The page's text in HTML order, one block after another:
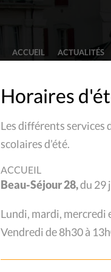
ACCUEIL ACTUALITÉS
Horaires
Les différents services
scolaires d’été.
ACCUEIL
Beau-Séjour 28,du 29
Lundi, mardi, mercredi
Vendredi de 8h30 à